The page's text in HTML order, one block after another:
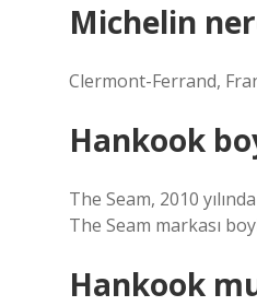
Michelin
Clermont-Ferrand,
Hankook
The Seam, 2010
The Seam markası
Hankook